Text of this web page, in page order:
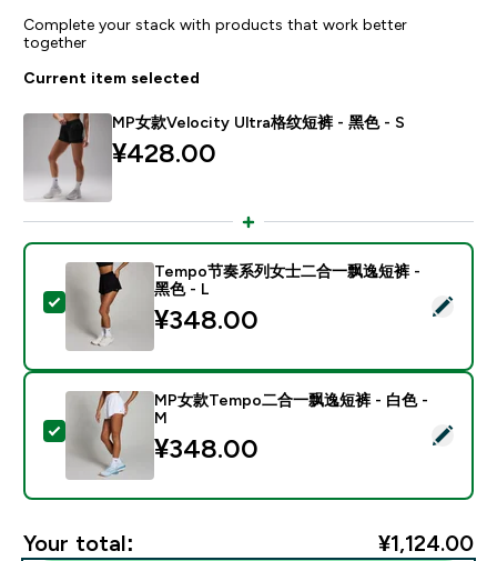
Complete your stack with products that work better
together
Current item selected
MP女款Velocity Ultra格纹短裤 - 黑色 - S
¥428.00‎
Select this product - Tempo节奏系列女士二合一飘逸
Tempo节奏系列女士二合一飘逸短裤 -
黑色 - L
¥348.00‎
Select this product - MP女款Tempo二合一飘逸短裤 -
MP女款Tempo二合一飘逸短裤 - 白色 -
M
¥348.00‎
Your total: ¥1,124.00‎